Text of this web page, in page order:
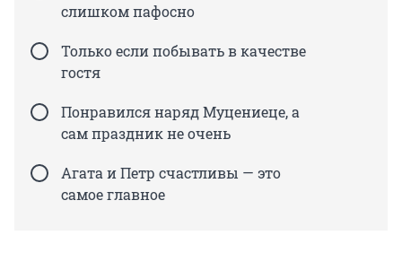
слишком пафосно
Только если побывать в качестве
гостя
Понравился наряд Муцениеце, а
сам праздник не очень
Агата и Петр счастливы — это
самое главное